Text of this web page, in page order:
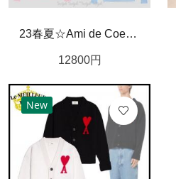
23春夏☆Ami de Coeu 偽物☆ハートロゴ☆フーディーパーカー
12800円
New